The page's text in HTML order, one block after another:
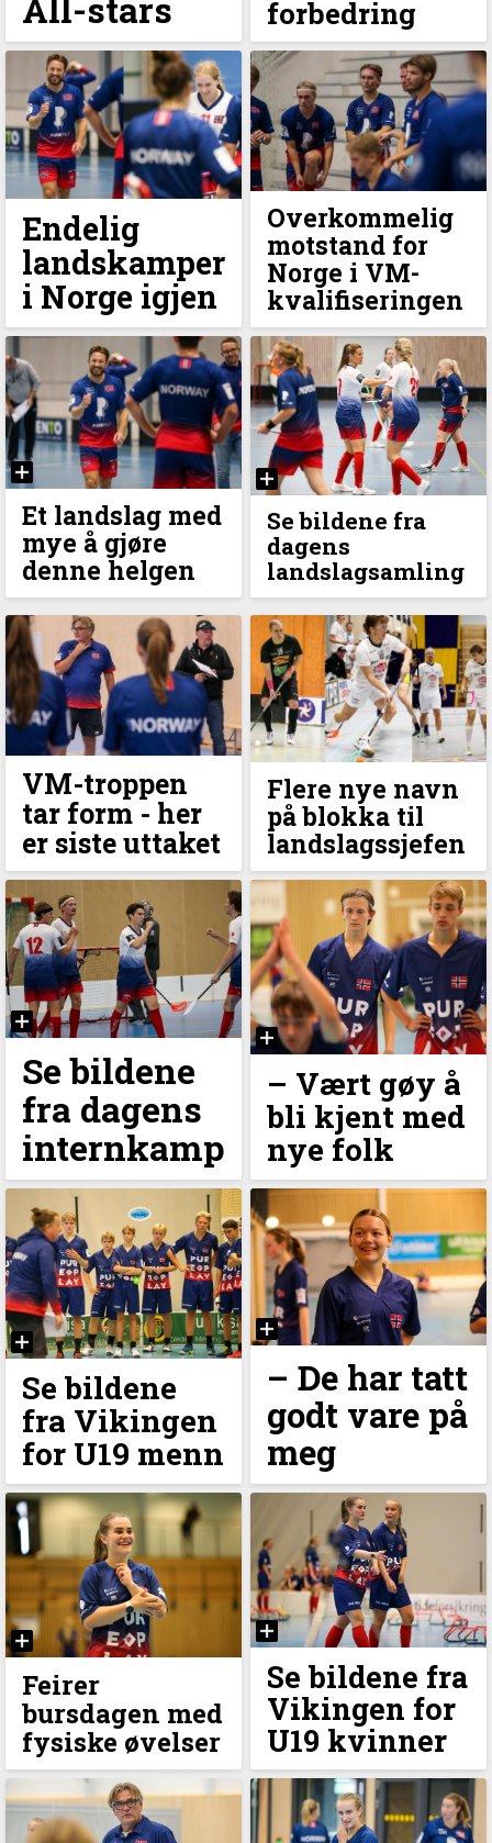
All-stars
forbedring
Endelig
landskamper
i Norge igjen
Overkommelig
motstand for
Norge i VM-
kvalifiseringen
Et landslag med
mye å gjøre
denne helgen
Se bildene fra
dagens
landslagsamling
VM-troppen
tar form - her
er siste uttaket
Flere nye navn
på blokka til
landslagssjefen
Se bildene
fra dagens
internkamp
– Vært gøy å
bli kjent med
nye folk
Se bildene
fra Vikingen
for U19 menn
– De har tatt
godt vare på
meg
Feirer
bursdagen med
fysiske øvelser
Se bildene fra
Vikingen for
U19 kvinner